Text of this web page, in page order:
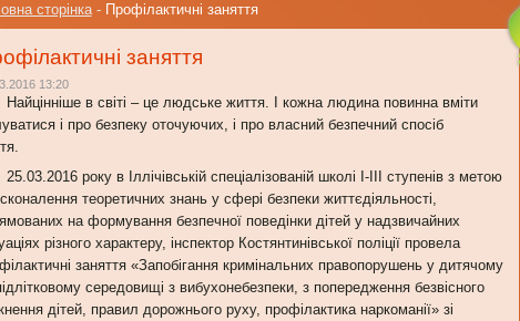
сторінка - Профілактичні заняття
заняття
13:20
в світі – це людське життя. І кожна людина повинна вміти
і про безпеку оточуючих, і про власний безпечний спосіб
року в Іллічівській спеціалізованій школі I-III ступенів з метою
теоретичних знань у сфері безпеки життєдіяльності,
на формування безпечної поведінки дітей у надзвичайних
різного характеру, інспектор Костянтинівської поліції провела
заняття «Запобігання кримінальних правопорушень у дитячому
середовищі з вибухонебезпеки, з попередження безвісного
дітей, правил дорожнього руху, профілактика наркоманії» зі